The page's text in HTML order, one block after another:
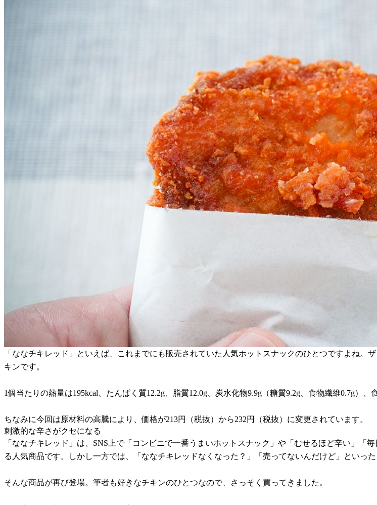
「ななチキレッド」といえば、これまでにも販売されていた人気ホットスナックのひとつですよね
キンです。
1個当たりの熱量は195kcal、たんぱく質12.2g、脂質12.0g、炭水化物9.9g（糖質9.2g、食物繊維0.7g）、
ちなみに今回は原材料の高騰により、価格が213円（税抜）から232円（税抜）に変更されています。
刺激的な辛さがクセになる
「ななチキレッド」は、SNS上で「コンビニで一番うまいホットスナック」や「むせるほど辛い」
る人気商品です。しかし一方では、「ななチキレッドなくなった？」「売ってないんだけど」といっ
そんな商品が再び登場。筆者も好きなチキンのひとつなので、さっそく買ってきました。